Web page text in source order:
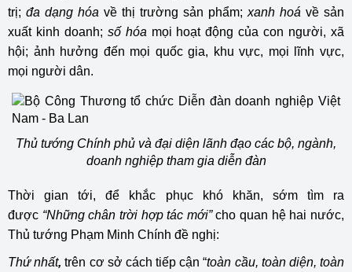
trị; đa dạng hóa về thị trường sản phẩm; xanh hoá về sản
xuất kinh doanh; số hóa mọi hoạt động của con người, xã
hội; ảnh hưởng đến mọi quốc gia, khu vực, mọi lĩnh vực,
mọi người dân.
Thủ tướng Chính phủ và đại diện lãnh đạo các bộ, ngành,
doanh nghiệp tham gia diễn đàn
Thời gian tới, để khắc phục khó khăn, sớm tìm ra
được “Những chân trời hợp tác mới”cho quan hệ hai nước,
Thủ tướng Phạm Minh Chính đề nghị:
Thứ nhất, trên cơ sở cách tiếp cận “toàn cầu, toàn diện, toàn